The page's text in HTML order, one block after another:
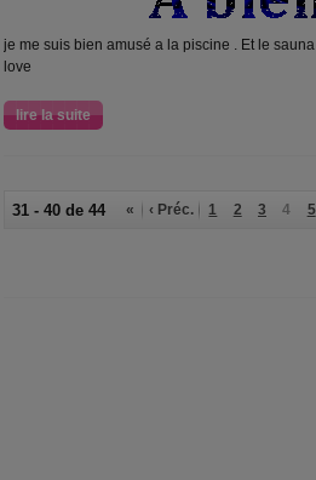
je me suis bien amusé a la piscine . Et le
love
lire la suite
31 - 40 de 44 « ‹ Préc. 1 2 3 4 5